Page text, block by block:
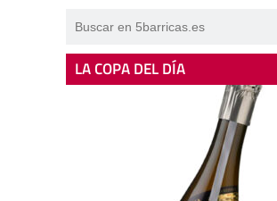
LA COPA DEL DÍA